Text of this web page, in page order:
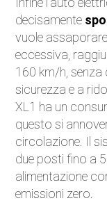
decisamente
vuole
eccessiva,
160 km/h,
sicurezza e a
XL1 ha un
questo si
circolazione. Il
due posti fino a
alimentazione
emissioni zero.